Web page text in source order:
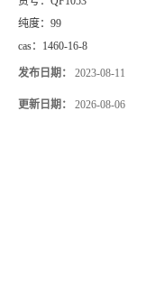
纯度： 99
cas： 1460-16-8
发布日期： 2023-08-11
更新日期： 2026-08-06